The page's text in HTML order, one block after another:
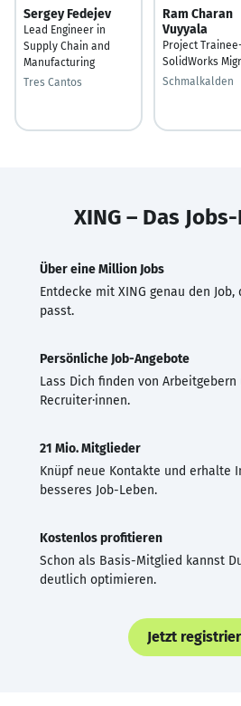
Sergey Fedejev
Lead Engineer in
Supply Chain and
Manufacturing
Tres Cantos
Ram Charan
Vuyyala
Project Trainee-
SolidWorks
Schmalkalden
XING – Das
Über eine Million Jobs
Entdecke mit XING genau den
passt.
Persönliche Job-Angebote
Lass Dich finden von Arbeitgebern
Recruiter·innen.
21 Mio. Mitglieder
Knüpf neue Kontakte und erhalte
besseres Job-Leben.
Kostenlos profitieren
Schon als Basis-Mitglied kannst
deutlich optimieren.
Jetzt